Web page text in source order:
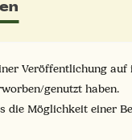
Veröffentlichung
genutzt haben.
die Möglichkeit einer